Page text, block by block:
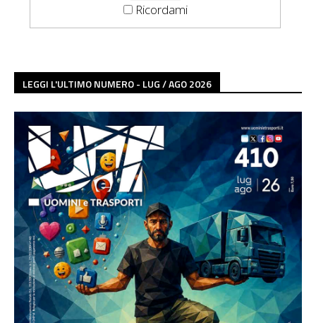
Ricordami
LEGGI L'ULTIMO NUMERO - LUG / AGO 2026